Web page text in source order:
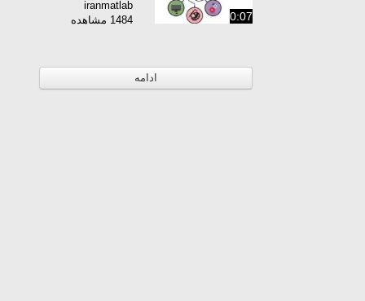
0:07
iranmatlab
1484 مشاهده
ادامه